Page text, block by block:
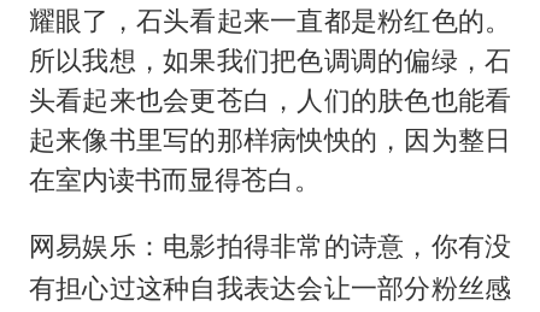
耀眼了，石头看起来一直都是粉红色的。
所以我想，如果我们把色调调的偏绿，石
头看起来也会更苍白，人们的肤色也能看
起来像书里写的那样病怏怏的，因为整日
在室内读书而显得苍白。
网易娱乐：电影拍得非常的诗意，你有没
有担心过这种自我表达会让一部分粉丝感